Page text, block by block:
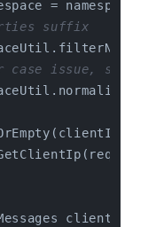
= namespace;
suffix
issue, such
{